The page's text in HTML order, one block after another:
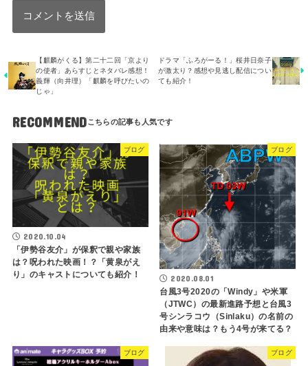
【麒麟がくる】第二十二回「京より
の使者」あらすじとネタバレ感想！
義輝（向井理）「麒麟を呼びたいの
じゃ」
ドラマ「ふろがーる！」桜井日奈子
が激太り？感想や見逃し配信につい
ても紹介！
RECOMMEND
ブログ
2020.10.04
「伊勢谷友介」が保釈で親や家族
は？呪われた映画！？「黄泉がえ
り」のキャストについても紹介！
ブログ
2020.08.01
台風3号2020の「Windy」や米軍
（JTWC）の最新進路予想と台風3
号シンラコウ（Sinlaku）の名前の
由来や意味は？もう4号が来てる？
ブログ ブログ